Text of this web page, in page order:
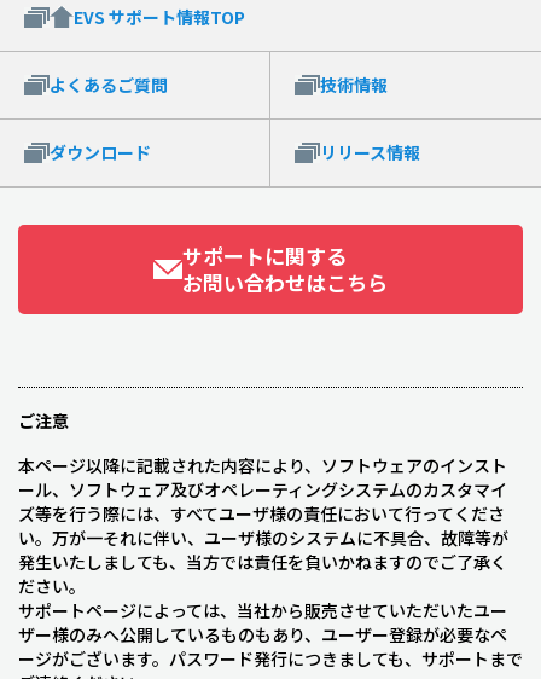
EVS サポート情報TOP
よくあるご質問 技術情報
ダウンロード リリース情報
サポートに関する
お問い合わせはこちら
ご注意
本ページ以降に記載された内容により、ソフトウェアのインスト
ール、ソフトウェア及びオペレーティングシステムのカスタマイ
ズ等を行う際には、すべてユーザ様の責任において行ってくださ
い。万が一それに伴い、ユーザ様のシステムに不具合、故障等が
発生いたしましても、当方では責任を負いかねますのでご了承く
ださい。
サポートページによっては、当社から販売させていただいたユー
ザー様のみへ公開しているものもあり、ユーザー登録が必要なペ
ージがございます。パスワード発行につきましても、サポートまで